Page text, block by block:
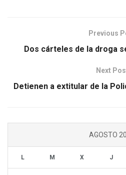
Previous
Dos cárteles de la droga
Next
Detienen a extitular de la
AGOSTO
L M X J